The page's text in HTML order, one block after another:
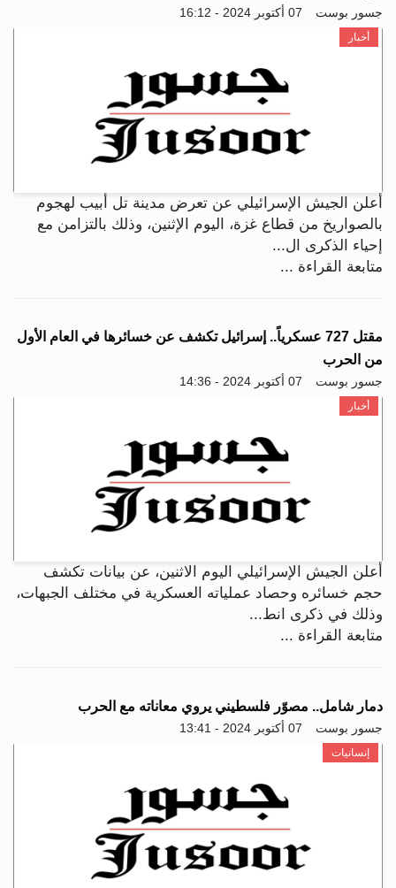
جسور بوست 07 أكتوبر 2024 - 16:12
أخبار
أعلن الجيش الإسرائيلي عن تعرض مدينة تل أبيب لهجوم
بالصواريخ من قطاع غزة، اليوم الإثنين، وذلك بالتزامن مع
إحياء الذكرى ال...
متابعة القراءة ...
مقتل 727 عسكرياً.. إسرائيل تكشف عن خسائرها في العام الأول
من الحرب
جسور بوست 07 أكتوبر 2024 - 14:36
أخبار
أعلن الجيش الإسرائيلي اليوم الاثنين، عن بيانات تكشف
حجم خسائره وحصاد عملياته العسكرية في مختلف الجبهات،
وذلك في ذكرى انط...
متابعة القراءة ...
دمار شامل.. مصوّر فلسطيني يروي معاناته مع الحرب
جسور بوست 07 أكتوبر 2024 - 13:41
إنسانيات